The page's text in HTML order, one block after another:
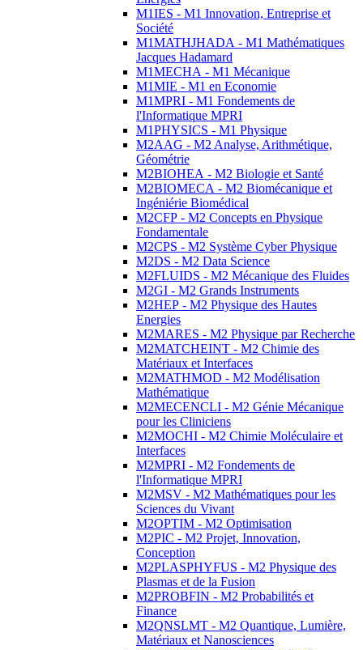
M1IES - M1 Innovation, Entreprise et
Société
M1MATHJHADA - M1 Mathématiques
Jacques Hadamard
M1MECHA - M1 Mécanique
M1MIE - M1 en Economie
M1MPRI - M1 Fondements de
l'Informatique MPRI
M1PHYSICS - M1 Physique
M2AAG - M2 Analyse, Arithmétique,
Géométrie
M2BIOHEA - M2 Biologie et Santé
M2BIOMECA - M2 Biomécanique et
Ingéniérie Biomédical
M2CFP - M2 Concepts en Physique
Fondamentale
M2CPS - M2 Système Cyber Physique
M2DS - M2 Data Science
M2FLUIDS - M2 Mécanique des Fluides
M2GI - M2 Grands Instruments
M2HEP - M2 Physique des Hautes
Energies
M2MARES - M2 Physique par Recherche
M2MATCHEINT - M2 Chimie des
Matériaux et Interfaces
M2MATHMOD - M2 Modélisation
Mathématique
M2MECENCLI - M2 Génie Mécanique
pour les Cliniciens
M2MOCHI - M2 Chimie Moléculaire et
Interfaces
M2MPRI - M2 Fondements de
l'Informatique MPRI
M2MSV - M2 Mathématiques pour les
Sciences du Vivant
M2OPTIM - M2 Optimisation
M2PIC - M2 Projet, Innovation,
Conception
M2PLASPHYFUS - M2 Physique des
Plasmas et de la Fusion
M2PROBFIN - M2 Probabilités et
Finance
M2QNSLMT - M2 Quantique, Lumière,
Matériaux et Nanosciences